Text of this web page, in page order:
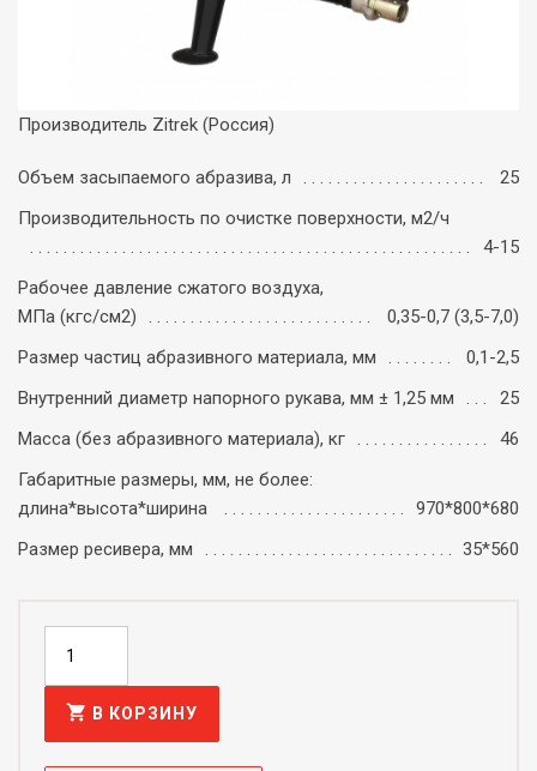
Производитель Zitrek (Россия)
Объем засыпаемого абразива, л
25
Производительность по очистке поверхности, м2/ч
4-15
Рабочее давление сжатого воздуха,
МПа (кгс/см2)
0,35-0,7 (3,5-7,0)
Размер частиц абразивного материала, мм
0,1-2,5
Внутренний диаметр напорного рукава, мм ± 1,25 мм
25
Масса (без абразивного материала), кг
46
Габаритные размеры, мм, не более:
длина*высота*ширина
970*800*680
Размер ресивера, мм
35*560
shopping_cart В КОРЗИНУ